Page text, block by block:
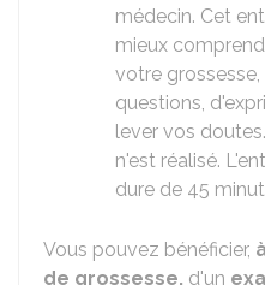
médecin. Cet
mieux
votre
questions,
lever vos
n'est réalisé.
dure de 45
Vous pouvez bénéficier,
de grossesse, d'un